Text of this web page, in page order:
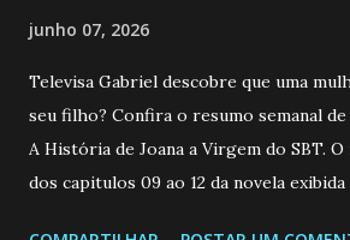
junho 07, 2026
Televisa Gabriel descobre que uma
seu filho? Confira o resumo semanal de
A História de Joana a Virgem do SBT.
dos capitulos 09 ao 12 da novela